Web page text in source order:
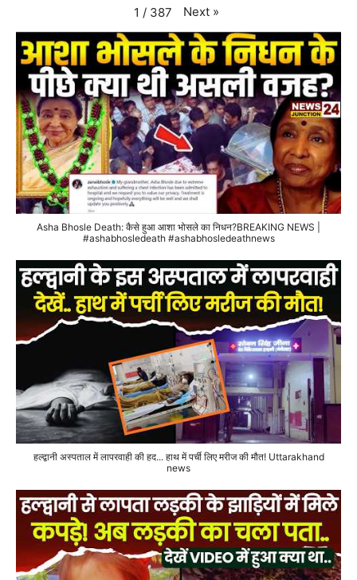
1 / 387 Next »
Asha Bhosle Death: कैसे हुआ आशा भोसले का निधन?BREAKING NEWS |
#ashabhosledeath #ashabhosledeathnews
हल्द्वानी अस्पताल में लापरवाही की हद... हाथ में पर्ची लिए मरीज की मौत! Uttarakhand
news